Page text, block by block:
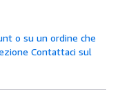
o su un ordine che
Contattaci sul